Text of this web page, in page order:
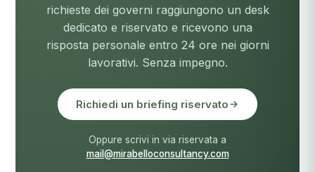
richieste dei governi raggiungono un desk
dedicato e riservato e ricevono una
risposta personale entro 24 ore nei giorni
lavorativi. Senza impegno.
Richiedi un briefing riservato
Oppure scrivi in via riservata a
mail@mirabelloconsultancy.com